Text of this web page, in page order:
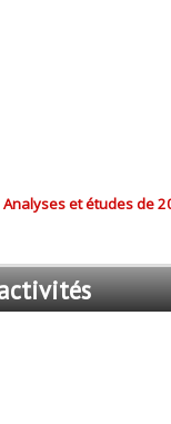
Analyses et études de